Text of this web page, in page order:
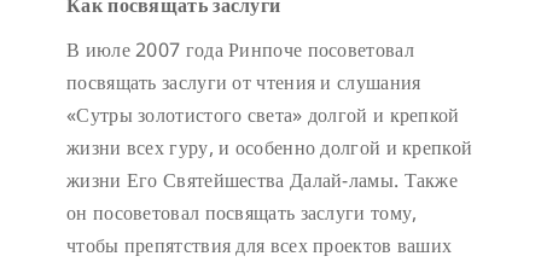
В июле 2007 года Ринпоче посоветовал
посвящать заслуги от чтения и слушания
«Сутры золотистого света» долгой и крепкой
жизни всех гуру, и особенно долгой и крепкой
жизни Его Святейшества Далай-ламы. Также
он посоветовал посвящать заслуги тому,
чтобы препятствия для всех проектов ваших